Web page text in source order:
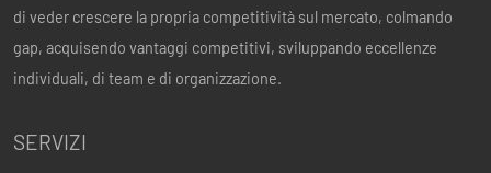
di veder crescere la propria competitività sul mercato, colmando
gap, acquisendo vantaggi competitivi, sviluppando eccellenze
individuali, di team e di organizzazione.
SERVIZI